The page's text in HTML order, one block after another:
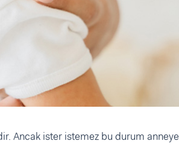
Ancak ister istemez bu durum anneye